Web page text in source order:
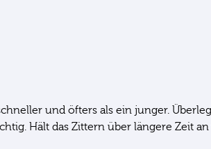
und öfters als ein junger.
Hält das Zittern über längere Zeit